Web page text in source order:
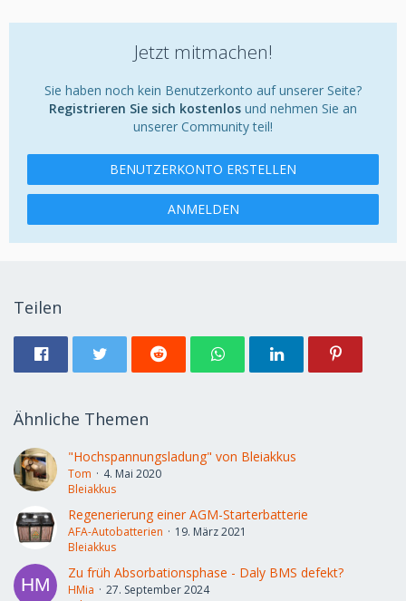
Jetzt mitmachen!
Sie haben noch kein Benutzerkonto auf unserer Seite?
Registrieren Sie sich kostenlos und nehmen Sie an
unserer Community teil!
BENUTZERKONTO ERSTELLEN
ANMELDEN
Teilen
Ähnliche Themen
"Hochspannungsladung" von Bleiakkus
Tom
4. Mai 2020
Bleiakkus
Regenerierung einer AGM-Starterbatterie
AFA-Autobatterien
19. März 2021
Bleiakkus
Zu früh Absorbationsphase - Daly BMS defekt?
HMia
27. September 2024